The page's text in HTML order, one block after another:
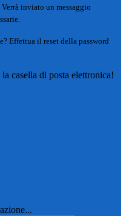
Verrà inviato un messaggio
Effettua il reset della password
casella di posta elettronica!